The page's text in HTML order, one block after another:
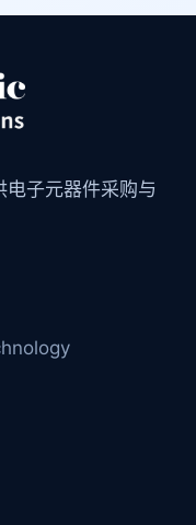
电子元器件采购与